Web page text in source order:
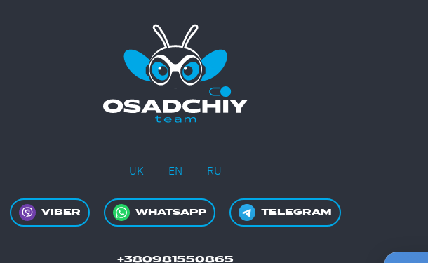
UK EN RU
VIBER WHATSAPP TELEGRAM
+380981550865